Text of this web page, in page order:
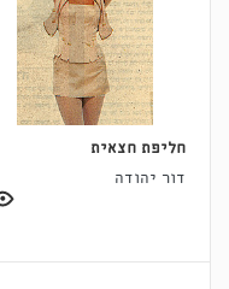
חליפת חצאית
דור יהודה